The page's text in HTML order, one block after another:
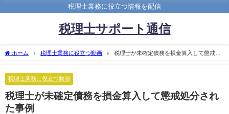
税理士業務に役立つ情報を配信
税理士サポート通信
ホーム 税理士業務に役立つ動画
税理士が未確定債務を損金算入して懲戒処
税理士業務に役立つ動画
税理士が未確定債務を損金算入して懲戒処分され
た事例